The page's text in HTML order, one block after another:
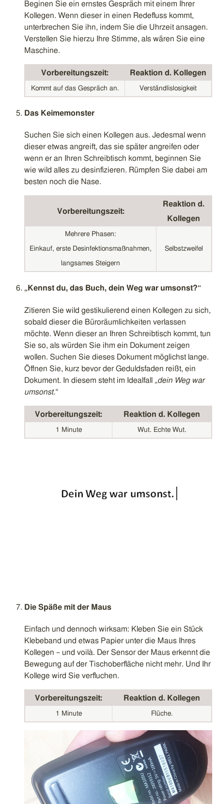
Beginen Sie ein ernstes Gespräch mit einem Ihrer
Kollegen. Wenn dieser in einen Redefluss kommt,
unterbrechen Sie ihn, indem Sie die Uhrzeit ansagen.
Verstellen Sie hierzu Ihre Stimme, als wären Sie eine
Maschine.
Vorbereitungszeit: Reaktion d. Kollegen
Kommt auf das Gespräch an. Verständlislosigkeit
Das Keimemonster
Suchen Sie sich einen Kollegen aus. Jedesmal wenn
dieser etwas angreift, das sie später angreifen oder
wenn er an Ihren Schreibtisch kommt, beginnen Sie
wie wild alles zu desinfizieren. Rümpfen Sie dabei am
besten noch die Nase.
Vorbereitungszeit:
Reaktion d.
Kollegen
Mehrere Phasen:
Einkauf, erste Desinfektionsmaßnahmen,
langsames Steigern
Selbstzweifel
„Kennst du, das Buch, dein Weg war umsonst?“
Zitieren Sie wild gestikulierend einen Kollegen zu sich,
sobald dieser die Büroräumlichkeiten verlassen
möchte. Wenn dieser an Ihren Schreibtisch kommt, tun
Sie so, als würden Sie ihm ein Dokument zeigen
wollen. Suchen Sie dieses Dokument möglichst lange.
Öffnen Sie, kurz bevor der Geduldsfaden reißt, ein
Dokument. In diesem steht im Idealfall „dein Weg war
umsonst.“
Vorbereitungszeit: Reaktion d. Kollegen
1 Minute Wut. Echte Wut.
Die Späße mit der Maus
Einfach und dennoch wirksam: Kleben Sie ein Stück
Klebeband und etwas Papier unter die Maus Ihres
Kollegen – und voilà. Der Sensor der Maus erkennt die
Bewegung auf der Tischoberfläche nicht mehr. Und Ihr
Kollege wird Sie verfluchen.
Vorbereitungszeit: Reaktion d. Kollegen
1 Minute Flüche.